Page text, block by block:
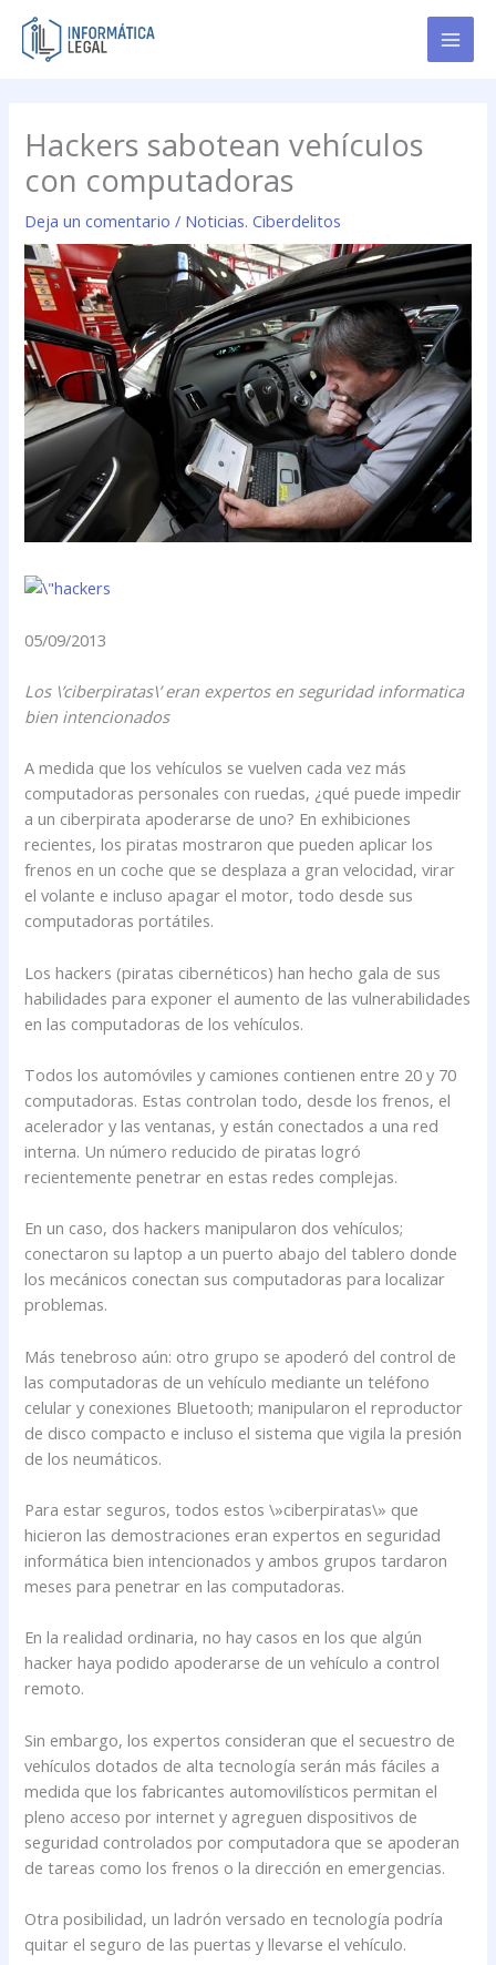
contenido
Hackers sabotean vehículos
con computadoras
Deja un comentario / Noticias. Ciberdelitos
05/09/2013
Los \’ciberpiratas\’ eran expertos en seguridad informatica
bien intencionados
A medida que los vehículos se vuelven cada vez más
computadoras personales con ruedas, ¿qué puede impedir
a un ciberpirata apoderarse de uno? En exhibiciones
recientes, los piratas mostraron que pueden aplicar los
frenos en un coche que se desplaza a gran velocidad, virar
el volante e incluso apagar el motor, todo desde sus
computadoras portátiles.
Los hackers (piratas cibernéticos) han hecho gala de sus
habilidades para exponer el aumento de las vulnerabilidades
en las computadoras de los vehículos.
Todos los automóviles y camiones contienen entre 20 y 70
computadoras. Estas controlan todo, desde los frenos, el
acelerador y las ventanas, y están conectados a una red
interna. Un número reducido de piratas logró
recientemente penetrar en estas redes complejas.
En un caso, dos hackers manipularon dos vehículos;
conectaron su laptop a un puerto abajo del tablero donde
los mecánicos conectan sus computadoras para localizar
problemas.
Más tenebroso aún: otro grupo se apoderó del control de
las computadoras de un vehículo mediante un teléfono
celular y conexiones Bluetooth; manipularon el reproductor
de disco compacto e incluso el sistema que vigila la presión
de los neumáticos.
Para estar seguros, todos estos \»ciberpiratas\» que
hicieron las demostraciones eran expertos en seguridad
informática bien intencionados y ambos grupos tardaron
meses para penetrar en las computadoras.
En la realidad ordinaria, no hay casos en los que algún
hacker haya podido apoderarse de un vehículo a control
remoto.
Sin embargo, los expertos consideran que el secuestro de
vehículos dotados de alta tecnología serán más fáciles a
medida que los fabricantes automovilísticos permitan el
pleno acceso por internet y agreguen dispositivos de
seguridad controlados por computadora que se apoderan
de tareas como los frenos o la dirección en emergencias.
Otra posibilidad, un ladrón versado en tecnología podría
quitar el seguro de las puertas y llevarse el vehículo.